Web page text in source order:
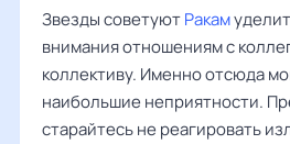
Звезды советуютРакам
внимания отношениям с
коллективу. Именно отсюда
наибольшие неприятности.
старайтесь не реагировать